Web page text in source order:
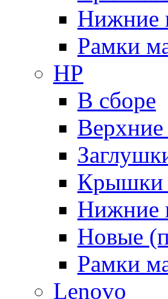
Нижние
Рамки
HP
В сборе
Верхние
Крышки
Нижние
Новые
Рамки
Lenovo